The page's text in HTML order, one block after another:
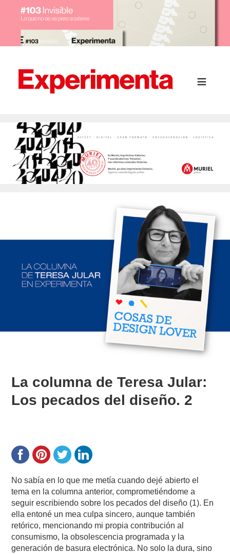
La columna de Teresa Jular:
Los pecados del diseño. 2
No sabía en lo que me metía cuando dejé abierto el
tema en la columna anterior, comprometiéndome a
seguir escribiendo sobre los pecados del diseño (1). En
ella entoné un mea culpa sincero, aunque también
retórico, mencionando mi propia contribución al
consumismo, la obsolescencia programada y la
generación de basura electrónica. No solo la dura, sino